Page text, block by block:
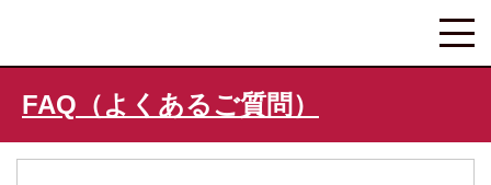
FAQ（よくあるご質問）